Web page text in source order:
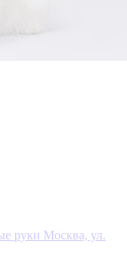
руки Москва, ул.